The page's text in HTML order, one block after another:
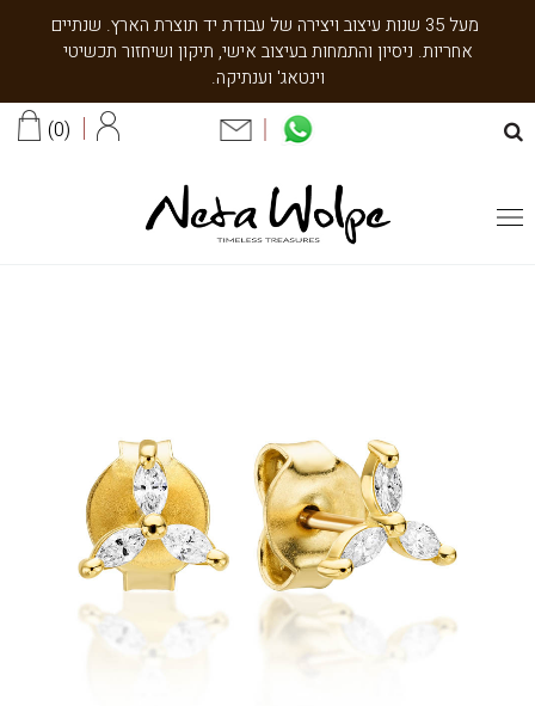
מעל 35 שנות עיצוב ויצירה של עבודת יד תוצרת הארץ. שנתיים
אחריות. ניסיון והתמחות בעיצוב אישי, תיקון ושיחזור תכשיטי
וינטאג' וענתיקה.
0